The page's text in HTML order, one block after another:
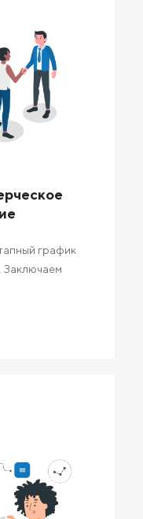
график
Заключаем